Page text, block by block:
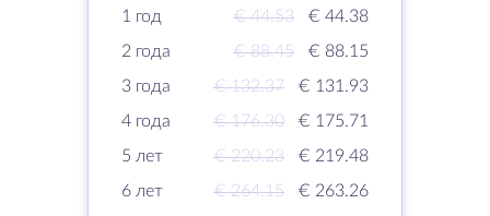
1 год € 44.53
€ 44.38
2 года
€ 88.45
€ 88.15
3 года
€ 132.37
€ 131.93
4 года
€ 176.30
€ 175.71
5 лет
€ 220.23
€ 219.48
6 лет
€ 264.15
€ 263.26